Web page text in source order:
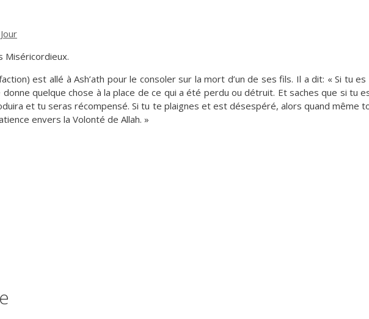
Miséricordieux.
est allé à Ash’ath pour le consoler sur la mort d’un de ses fils. Il a dit: « Si tu
quelque chose à la place de ce qui a été perdu ou détruit. Et saches que si tu
et tu seras récompensé. Si tu te plaignes et est désespéré, alors quand même
envers la Volonté de Allah. »